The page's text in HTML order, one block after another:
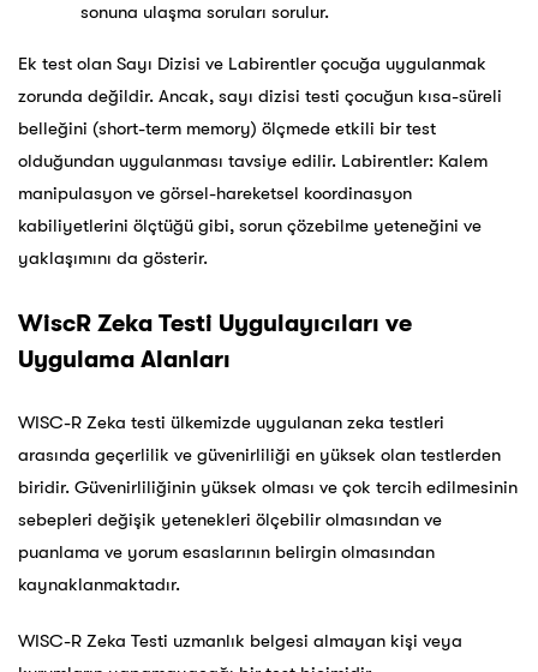
sonuna ulaşma soruları sorulur.
Ek test olan Sayı Dizisi ve Labirentler çocuğa uygulanmak
zorunda değildir. Ancak, sayı dizisi testi çocuğun kısa-süreli
belleğini (short-term memory) ölçmede etkili bir test
olduğundan uygulanması tavsiye edilir. Labirentler: Kalem
manipulasyon ve görsel-hareketsel koordinasyon
kabiliyetlerini ölçtüğü gibi, sorun çözebilme yeteneğini ve
yaklaşımını da gösterir.
WiscR Zeka Testi Uygulayıcıları ve
Uygulama Alanları
WISC-R Zeka testi ülkemizde uygulanan zeka testleri
arasında geçerlilik ve güvenirliliği en yüksek olan testlerden
biridir. Güvenirliliğinin yüksek olması ve çok tercih edilmesinin
sebepleri değişik yetenekleri ölçebilir olmasından ve
puanlama ve yorum esaslarının belirgin olmasından
kaynaklanmaktadır.
WISC-R Zeka Testi uzmanlık belgesi almayan kişi veya